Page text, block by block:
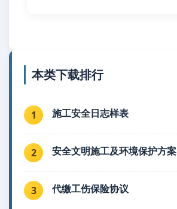
本类下载排行
1 施工安全日志样表
2 安全文明施工及环境保护方案
3 代缴工伤保险协议